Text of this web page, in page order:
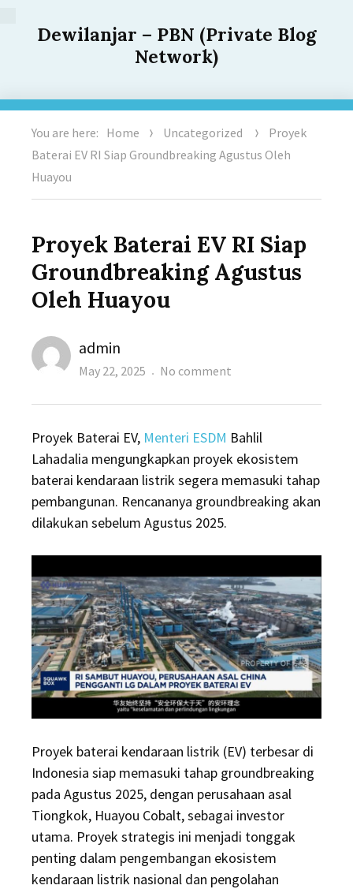
Dewilanjar – PBN (Private Blog
Network)
You are here: Home Uncategorized
Proyek
Baterai EV RI Siap Groundbreaking Agustus Oleh
Huayou
Proyek Baterai EV RI Siap
Groundbreaking Agustus
Oleh Huayou
Author
admin
Posted
May 22, 2025 No comment
EV
RI
Siap
Groundbreaking
Proyek Baterai EV, Menteri ESDM Bahlil
Lahadalia mengungkapkan proyek ekosistem
baterai kendaraan listrik segera memasuki tahap
pembangunan. Rencananya groundbreaking akan
dilakukan sebelum Agustus 2025.
Proyek baterai kendaraan listrik (EV) terbesar di
Indonesia siap memasuki tahap groundbreaking
pada Agustus 2025, dengan perusahaan asal
Tiongkok, Huayou Cobalt, sebagai investor
utama. Proyek strategis ini menjadi tonggak
penting dalam pengembangan ekosistem
kendaraan listrik nasional dan pengolahan